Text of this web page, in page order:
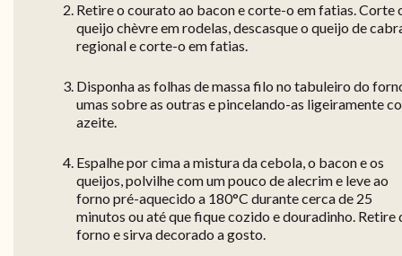
Retire o courato ao bacon e corte-o em fatias. Corte
queijo chèvre em rodelas, descasque o queijo de
regional e corte-o em fatias.
Disponha as folhas de massa filo no tabuleiro do
umas sobre as outras e pincelando-as ligeiramente
azeite.
Espalhe por cima a mistura da cebola, o bacon e os
queijos, polvilhe com um pouco de alecrim e leve ao
forno pré-aquecido a 180°C durante cerca de 25
minutos ou até que fique cozido e douradinho. Retire
forno e sirva decorado a gosto.